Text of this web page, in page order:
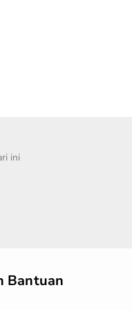
ini
Bantuan